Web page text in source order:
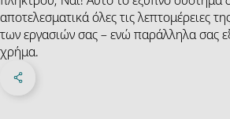
αποτελεσματικά όλες τις λεπτομέρειες
των εργασιών σας – ενώ παράλληλα σας
χρήμα.
Μενού κοινωνικών δικτύων